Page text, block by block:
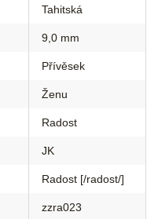
Tahitská
9,0 mm
Přívěsek
Ženu
Radost
JK
Radost [/radost/]
zzra023